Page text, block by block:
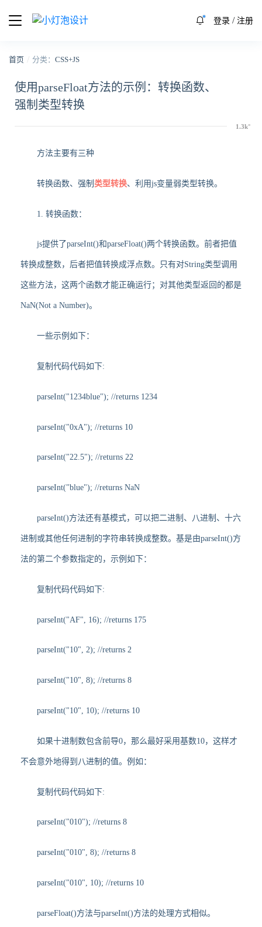
登录/ 注册
首页 分类： CSS+JS
使用parseFloat方法的示例：转换函数、
强制类型转换
方法主要有三种
转换函数、强制 类型转换、利用js变量弱类型转换。
1. 转换函数：
js提供了parseInt()和parseFloat()两个转换函数。前者把值
转换成整数，后者把值转换成浮点数。只有对String类型调用
这些方法，这两个函数才能正确运行；对其他类型返回的都是
NaN(Not a Number)。
一些示例如下：
复制代码代码如下:
parseInt("1234blue"); //returns 1234
parseInt("0xA"); //returns 10
parseInt("22.5"); //returns 22
parseInt("blue"); //returns NaN
parseInt()方法还有基模式，可以把二进制、八进制、十六
进制或其他任何进制的字符串转换成整数。基是由parseInt()方
法的第二个参数指定的，示例如下：
复制代码代码如下:
parseInt("AF", 16); //returns 175
parseInt("10", 2); //returns 2
parseInt("10", 8); //returns 8
parseInt("10", 10); //returns 10
如果十进制数包含前导0，那么最好采用基数10，这样才
不会意外地得到八进制的值。例如：
复制代码代码如下:
parseInt("010"); //returns 8
parseInt("010", 8); //returns 8
parseInt("010", 10); //returns 10
parseFloat()方法与parseInt()方法的处理方式相似。